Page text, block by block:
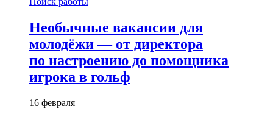
Необычные вакансии для
молодёжи — от директора
по настроению до помощника
игрока в гольф
16 февраля